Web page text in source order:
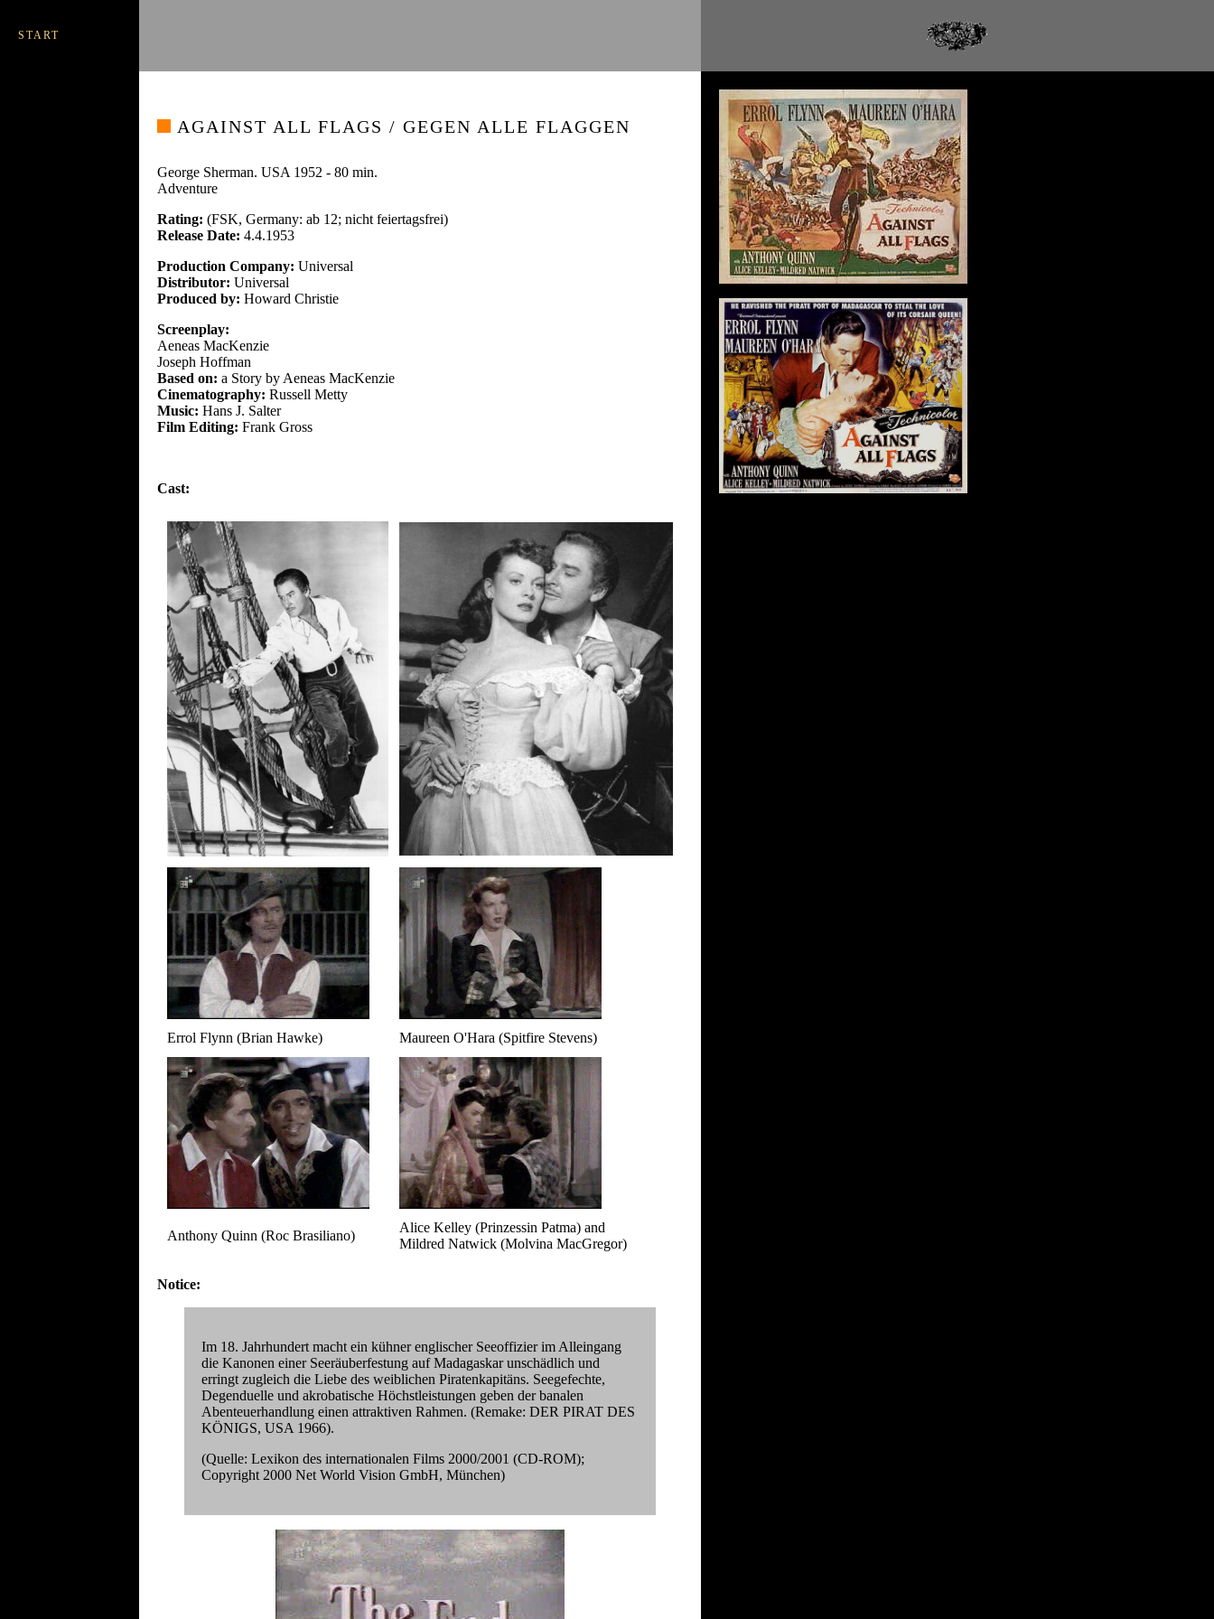
START
AGAINST ALL FLAGS / GEGEN ALLE FLAGGEN
George Sherman. USA 1952 - 80 min.
Adventure
Rating: (FSK, Germany: ab 12; nicht feiertagsfrei)
Release Date: 4.4.1953
Production Company: Universal
Distributor: Universal
Produced by: Howard Christie
Screenplay:
Aeneas MacKenzie
Joseph Hoffman
Based on: a Story by Aeneas MacKenzie
Cinematography: Russell Metty
Music: Hans J. Salter
Film Editing: Frank Gross
Cast:
Errol Flynn (Brian Hawke) Maureen O'Hara (Spitfire Stevens)
Anthony Quinn (Roc Brasiliano)
Alice Kelley (Prinzessin Patma) and
Mildred Natwick (Molvina MacGregor)
Notice:
Im 18. Jahrhundert macht ein kühner englischer Seeoffizier im Alleingang
die Kanonen einer Seeräuberfestung auf Madagaskar unschädlich und
erringt zugleich die Liebe des weiblichen Piratenkapitäns. Seegefechte,
Degenduelle und akrobatische Höchstleistungen geben der banalen
Abenteuerhandlung einen attraktiven Rahmen. (Remake: DER PIRAT DES
KÖNIGS, USA 1966).
(Quelle: Lexikon des internationalen Films 2000/2001 (CD-ROM);
Copyright 2000 Net World Vision GmbH, München)